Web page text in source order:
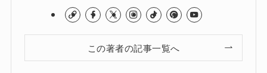
この著者の記事一覧へ